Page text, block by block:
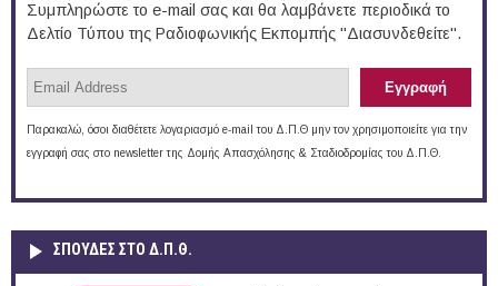
Συμπληρώστε το e-mail σας και θα λαμβάνετε περιοδικά το
Δελτίο Τύπου της Ραδιοφωνικής Εκπομπής "Διασυνδεθείτε".
Παρακαλώ, όσοι διαθέτετε λογαριασμό e-mail του Δ.Π.Θ μην τον χρησιμοποιείτε για την
εγγραφή σας στο newsletter της Δομής Απασχόλησης & Σταδιοδρομίας του Δ.Π.Θ.
ΣΠΟΥΔΈΣ ΣΤΟ Δ.Π.Θ.